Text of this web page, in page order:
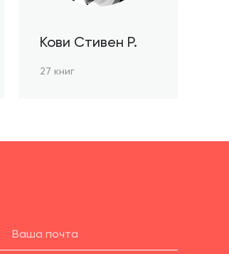
Кови Стивен Р.
27 книг